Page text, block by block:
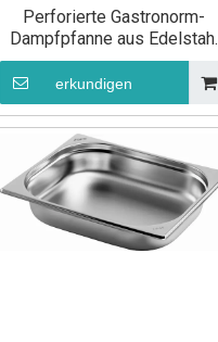
Perforierte Gastronorm-
Dampfpfanne aus Edelstahl
mit Behälter, GN 1/2, 150 mm,
für die Küche
erkundigen